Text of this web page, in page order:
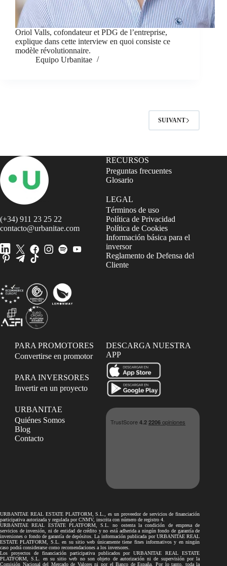
Oriol Valls, cofondateur et PDG de l’entreprise,
explique dans cette interview en quoi consiste ce
modèle révolutionnaire.
Equipo Urbanitae
SUIVANT
(+34) 911 23 25 22
contacto@urbanitae.com
RECURSOS
Preguntas frecuentes
Glosario
LEGAL
Términos de uso
Política de Privacidad
Política de Cookies
Información básica para el
inversor
Reglamento de Defensa del
Cliente
PARA PROMOTORES
Convertirse en promotor
PARA INVERSORES
Invertir en un proyecto
URBANITAE
Quiénes Somos
Blog
Contacto
DESCARGA NUESTRA
APP
URBANITAE REAL ESTATE PLATFORM, S.L., es un proveedor de servicios de financiación
participativa autorizada y regulada por CNMV, inscrita con número de registro 4.
URBANITAE REAL ESTATE PLATFORM, S.L. no ostenta la condición de empresa de
servicios de inversión, ni de entidad de crédito y no está adherida a ningún fondo de garantía de
inversiones o fondo de garantía de depósitos. La información publicada por URBANITAE REAL
ESTATE PLATFORM, S.L. en su sitio web únicamente tiene fines informativos y en ningún
caso podrá considerarse como recomendaciones a los inversores.
Los proyectos de financiación participativa publicados por URBANITAE REAL ESTATE
PLATFORM, S.L. en su sitio web no son objeto de autorización ni de supervisión por la
Comisión Nacional del Mercado de Valores ni por el Banco de España. Por lo tanto, toda la